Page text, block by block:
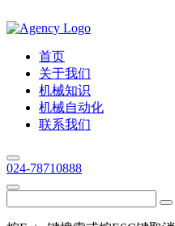
首页
关于我们
机械知识
机械自动化
联系我们
024-78710888